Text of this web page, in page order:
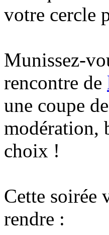
votre cercle
Munissez-
rencontre de
une coupe
modération,
choix !
Cette soirée
rendre :